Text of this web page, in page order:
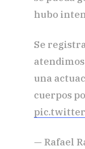
hubo
Se
una
cuerpos
— Rafael